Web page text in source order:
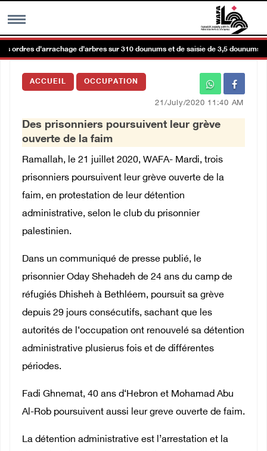
MENU
Galerie d’images
Centre palestinien
العربية
English
d'arrachage d'arbres sur 310 dounums et de saisie de 3,5 dounums au
ACCUEIL OCCUPATION
21/July/2020 11:40 AM
Des prisonniers poursuivent leur grève
ouverte de la faim
Ramallah, le 21 juillet 2020, WAFA- Mardi, trois
prisonniers poursuivent leur grève ouverte de la
faim, en protestation de leur détention
administrative, selon le club du prisonnier
palestinien.
Dans un communiqué de presse publié, le
prisonnier Oday Shehadeh de 24 ans du camp de
réfugiés Dhisheh à Bethléem, poursuit sa grève
depuis 29 jours consécutifs, sachant que les
autorités de l‘occupation ont renouvelé sa détention
administrative plusierus fois et de différentes
périodes.
Fadi Ghnemat, 40 ans d‘Hebron et Mohamad Abu
Al-Rob poursuivent aussi leur greve ouverte de faim.
La détention administrative est l’arrestation et la